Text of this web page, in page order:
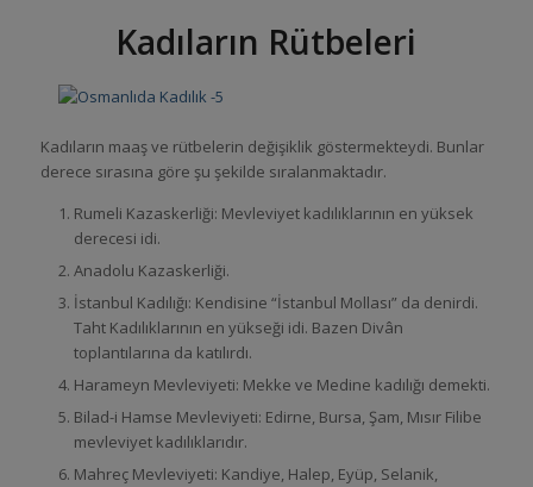
Kadıların Rütbeleri
Kadıların maaş ve rütbelerin değişiklik göstermekteydi. Bunlar
derece sırasına göre şu şekilde sıralanmaktadır.
Rumeli Kazaskerliği: Mevleviyet kadılıklarının en yüksek
derecesi idi.
Anadolu Kazaskerliği.
İstanbul Kadılığı: Kendisine “İstanbul Mollası” da denirdi.
Taht Kadılıklarının en yükseği idi. Bazen Divân
toplantılarına da katılırdı.
Harameyn Mevleviyeti: Mekke ve Medine kadılığı demekti.
Bilad-i Hamse Mevleviyeti: Edirne, Bursa, Şam, Mısır Filibe
mevleviyet kadılıklarıdır.
Mahreç Mevleviyeti: Kandiye, Halep, Eyüp, Selanik,